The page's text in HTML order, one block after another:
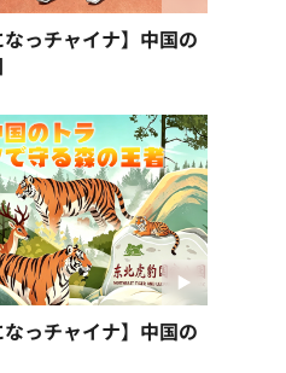
なっチャイナ】中国の
なっチャイナ】中国の